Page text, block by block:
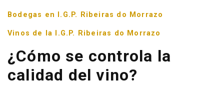
Bodegas en I.G.P. Ribeiras do Morrazo
Vinos de la I.G.P. Ribeiras do Morrazo
¿Cómo se controla la
calidad del vino?